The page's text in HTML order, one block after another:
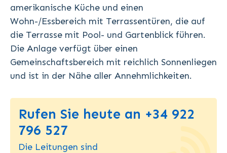
amerikanische Küche und einen
Wohn-/Essbereich mit Terrassentüren, die auf
die Terrasse mit Pool- und Gartenblick führen.
Die Anlage verfügt über einen
Gemeinschaftsbereich mit reichlich Sonnenliegen
und ist in der Nähe aller Annehmlichkeiten.
Rufen Sie heute an +34 922
796 527
Die Leitungen sind